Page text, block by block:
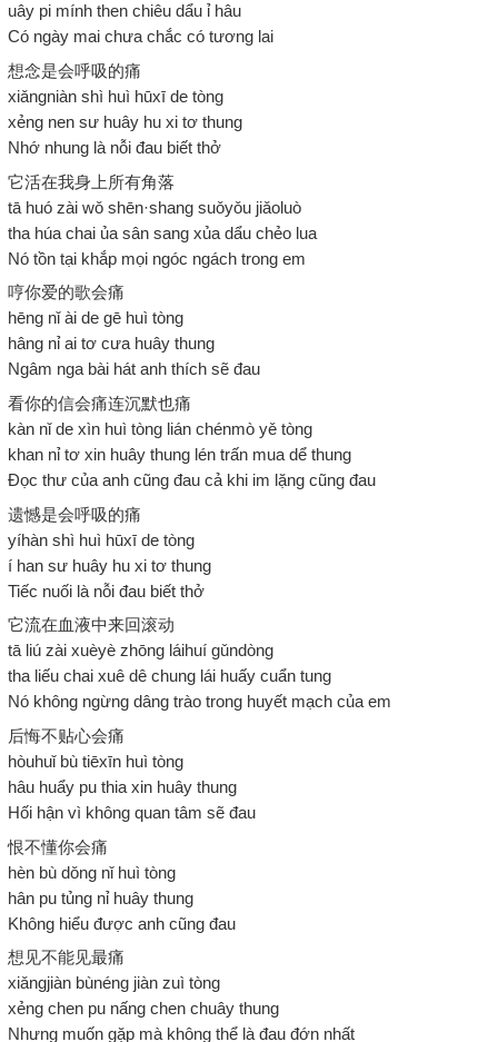
uây pi mính then chiêu dẩu ỉ hâu
Có ngày mai chưa chắc có tương lai
想念是会呼吸的痛
xiǎngniàn shì huì hūxī de tòng
xẻng nen sư huây hu xi tơ thung
Nhớ nhung là nỗi đau biết thở
它活在我身上所有角落
tā huó zài wǒ shēn·shang suǒyǒu jiǎoluò
tha húa chai ủa sân sang xủa dẩu chẻo lua
Nó tồn tại khắp mọi ngóc ngách trong em
哼你爱的歌会痛
hēng nǐ ài de gē huì tòng
hâng nỉ ai tơ cưa huây thung
Ngâm nga bài hát anh thích sẽ đau
看你的信会痛连沉默也痛
kàn nǐ de xìn huì tòng lián chénmò yě tòng
khan nỉ tơ xin huây thung lén trấn mua dể thung
Đọc thư của anh cũng đau cả khi im lặng cũng đau
遗憾是会呼吸的痛
yíhàn shì huì hūxī de tòng
í han sư huây hu xi tơ thung
Tiếc nuối là nỗi đau biết thở
它流在血液中来回滚动
tā liú zài xuèyè zhōng láihuí gǔndòng
tha liếu chai xuê dê chung lái huấy cuẩn tung
Nó không ngừng dâng trào trong huyết mạch của em
后悔不贴心会痛
hòuhuǐ bù tiēxīn huì tòng
hâu huẩy pu thia xin huây thung
Hối hận vì không quan tâm sẽ đau
恨不懂你会痛
hèn bù dǒng nǐ huì tòng
hân pu tủng nỉ huây thung
Không hiểu được anh cũng đau
想见不能见最痛
xiǎngjiàn bùnéng jiàn zuì tòng
xẻng chen pu nấng chen chuây thung
Nhưng muốn gặp mà không thể là đau đớn nhất